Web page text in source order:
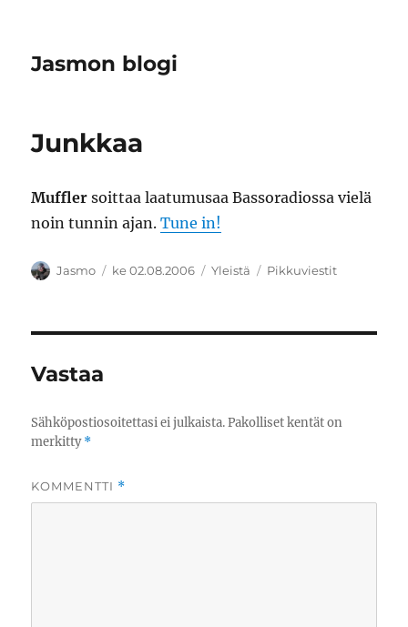
Jasmon blogi
Junkkaa
Muffler soittaa laatumusaa Bassoradiossa vielä
noin tunnin ajan.Tune in!
Kirjoittaja
Jasmo Julkaistu
ke 02.08.2006 Kategoriat
Yleistä Avainsanat
Pikkuviestit
Vastaa
Sähköpostiosoitettasi ei julkaista. Pakolliset kentät on
merkitty*
KOMMENTTI *